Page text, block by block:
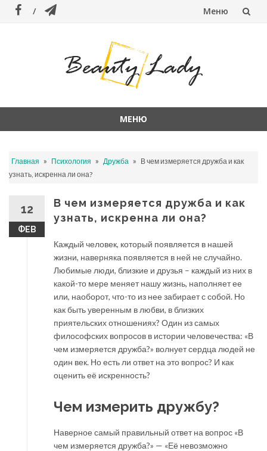
Меню
МЕНЮ
содержанию
Главная » Психология » Дружба » В чем измеряется дружба и как
узнать, искренна ли она?
12
ФЕВ
В чем измеряется дружба и как
узнать, искренна ли она?
Каждый человек, который появляется в нашей
жизни, наверняка появляется в ней не случайно.
Любимые люди, близкие и друзья – каждый из них в
какой-то мере меняет нашу жизнь, наполняет ее
или, наоборот, что-то из нее забирает с собой. Но
как быть уверенным в любви, в близких
приятельских отношениях? Один из самых
философских вопросов в истории человечества: «В
чем измеряется дружба?» волнует сердца людей не
один век. Но есть ли ответ на это вопрос? И как
оценить её искренность?
Чем измерить дружбу?
Наверное самый правильный ответ на вопрос «В
чем измеряется дружба?» — «Её невозможно